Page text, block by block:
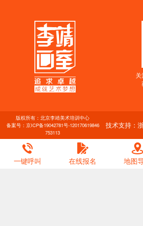
一键呼叫 在线报名 地图
版权所有：北京李靖美术培训中心
备案号： 京ICP备19042781号-120170619846
753113
技术支持：